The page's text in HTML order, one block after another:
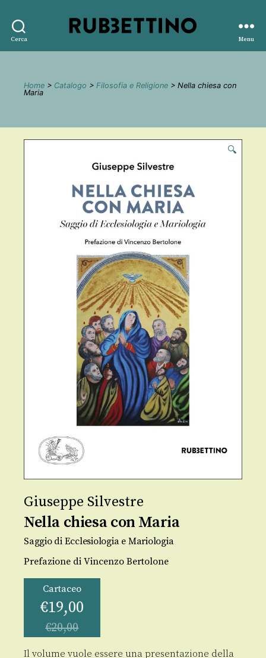
Cerca
editore
Menu
Home > Catalogo > Filosofia e Religione > Nella chiesa con
Maria
🔍
Giuseppe Silvestre
Nella chiesa con Maria
Saggio di Ecclesiologia e Mariologia
Prefazione di Vincenzo Bertolone
Cartaceo
€19,00
€20,00
Il volume vuole essere una presentazione della